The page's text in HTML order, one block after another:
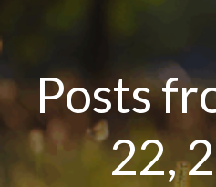
Posts
22,